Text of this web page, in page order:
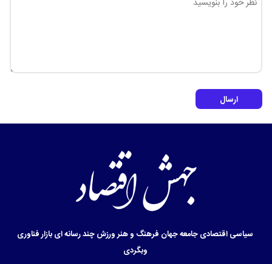
ارسال
سیاسیاقتصادیجامعهجهان فرهنگ و هنرورزشچند رسانه ایبازارفناوری
وبگردی